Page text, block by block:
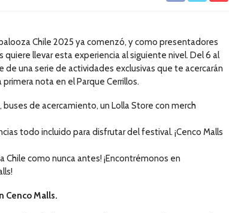
Chile 2025 ya comenzó, y como presentadores
quiere llevar esta experiencia al siguiente nivel. Del 6 al
de una serie de actividades exclusivas que te acercarán
nota en el Parque Cerrillos.
de acercamiento, un Lolla Store con merch
todo incluido para disfrutar del festival. ¡Cenco Malls
Chile como nunca antes! ¡Encontrémonos en
Cenco Malls.